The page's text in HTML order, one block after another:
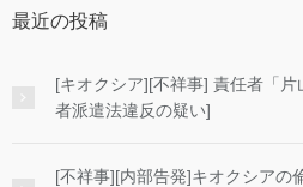
最近の投稿
[キオクシア][不祥事] 責任者「
者派遣法違反の疑い]
[不祥事][内部告発]キオクシアの